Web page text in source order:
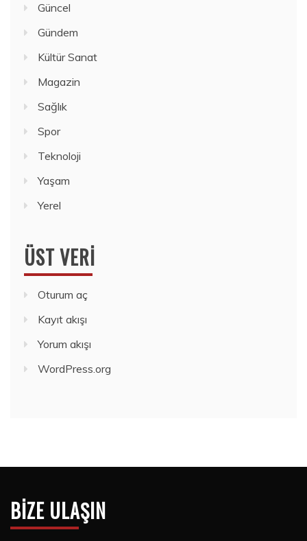
Güncel
Gündem
Kültür Sanat
Magazin
Sağlık
Spor
Teknoloji
Yaşam
Yerel
ÜST VERI
Oturum aç
Kayıt akışı
Yorum akışı
WordPress.org
BIZE ULAŞIN